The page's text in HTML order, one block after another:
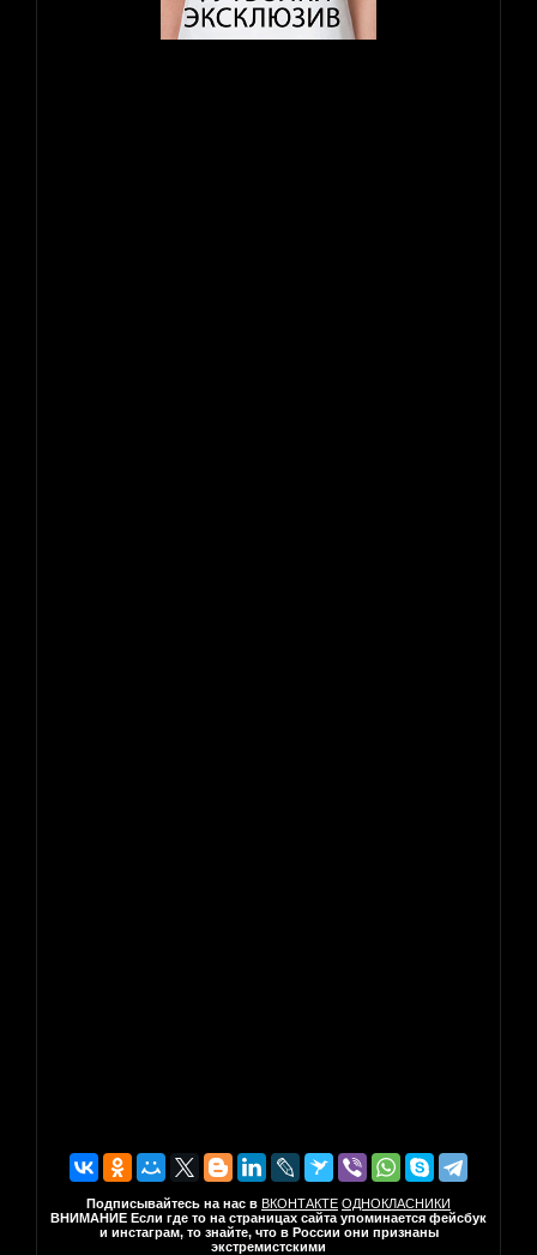
Подписывайтесь на нас в ВКОНТАКТЕ ОДНОКЛАСНИКИ
ВНИМАНИЕ Если где то на страницах сайта упоминается фейсбук
и инстаграм, то знайте, что в России они признаны
экстремистскими